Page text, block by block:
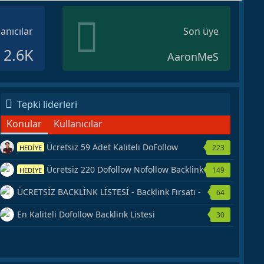
2.6K
Son üye
AaronMeS
Tepki liderleri
Konular
Kullanıcılar
HEDİYE Ücretsiz 59 Adet Kaliteli DoFollow
Backlink Kaynağı Veriyorum.
223
HEDİYE Ücretsiz 220 Dofollow Nofollow Backlink
Veriyorum
149
ÜCRETSİZ BACKLİNK LİSTESİ - Backlink Fırsatı -
Hemen Yetiş!
64
En Kaliteli Dofollow Backlink Listesi 30